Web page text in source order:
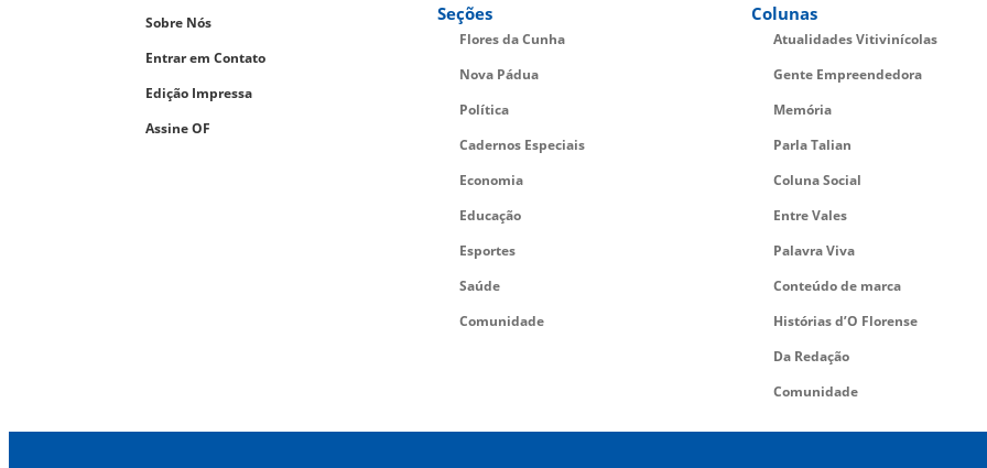
Sobre Nós
Entrar em Contato
Edição Impressa
Assine OF
Seções
Flores da Cunha
Nova Pádua
Política
Cadernos Especiais
Economia
Educação
Esportes
Saúde
Comunidade
Colunas
Atualidades Vitivinícolas
Gente Empreendedora
Memória
Parla Talian
Coluna Social
Entre Vales
Palavra Viva
Conteúdo de marca
Histórias d’O Florense
Da Redação
Comunidade